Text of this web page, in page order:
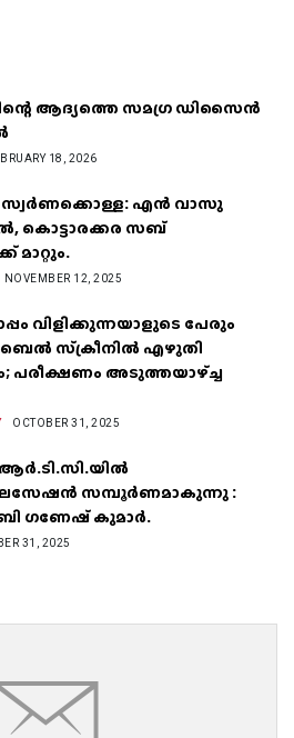
ആദ്യത്തെ സമഗ്ര ഡിസൈൻ
18, 2026
സ്വർണക്കൊള്ള: എൻ വാസു
കൊട്ടാരക്കര സബ്
മാറ്റും.
NOVEMBER 12, 2025
വിളിക്കുന്നയാളുടെ പേരും
സ്‌ക്രീനില്‍ എഴുതി
പരീക്ഷണം അടുത്തയാഴ്‌ച്ച
OCTOBER 31, 2025
സമ്പൂർണമാകുന്നു :
ബി ഗണേഷ് കുമാർ.
31, 2025